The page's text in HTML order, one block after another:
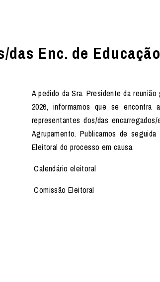
Enc. de
A pedido da Sra. Presidente da
2026, informamos que se
representantes dos/das
Agrupamento. Publicamos de
Eleitoral do processo em causa.
Calendário eleitoral
Comissão Eleitoral